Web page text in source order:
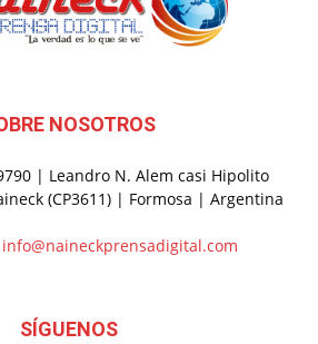
NOSOTROS
| Leandro N. Alem casi Hipolito
(CP3611) | Formosa | Argentina
info@naineckprensadigital.com
SÍGUENOS